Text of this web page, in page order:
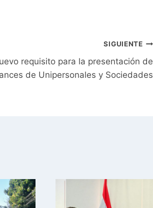
SIGUIENTE
requisito para la presentación de
de Unipersonales y Sociedades